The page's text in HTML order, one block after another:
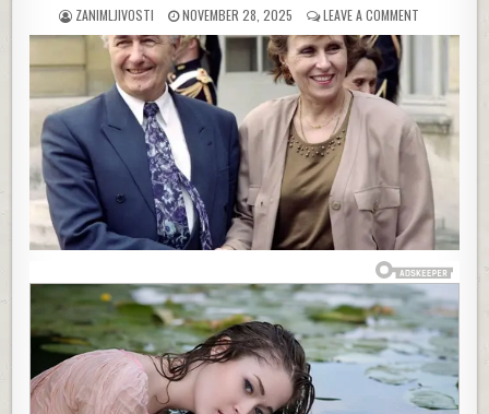
AUTHOR:
ZANIMLJIVOSTI
PUBLISHED
DATE:
NOVEMBER 28, 2025 LEAVE A COMMENT
ON
NAJBOLJI
ŽIVOT
U
JUGOSLAVIJI,
SUPRUGA
MARIJA
NAPUSTILA
FAKULTET
I
SVE
PODREDILA
NJEMU:
ŠTA
JE
DOŽIVEO
POSLEDNJI
PREMIJER